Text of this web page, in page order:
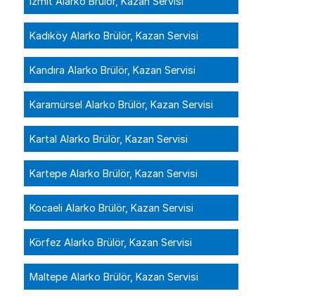
Kadıköy Alarko Brülör, Kazan Servisi
Kandıra Alarko Brülör, Kazan Servisi
Karamürsel Alarko Brülör, Kazan Servisi
Kartal Alarko Brülör, Kazan Servisi
Kartepe Alarko Brülör, Kazan Servisi
Kocaeli Alarko Brülör, Kazan Servisi
Körfez Alarko Brülör, Kazan Servisi
Maltepe Alarko Brülör, Kazan Servisi